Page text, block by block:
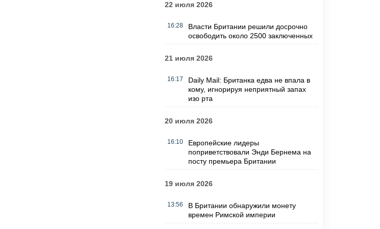
22 июля 2026
16:28
Власти Британии решили досрочно
освободить около 2500 заключенных
21 июля 2026
16:17
Daily Mail: Британка едва не впала в
кому, игнорируя неприятный запах
изо рта
20 июля 2026
16:10
Европейские лидеры
поприветствовали Энди Бернема на
посту премьера Британии
19 июля 2026
13:56
В Британии обнаружили монету
времен Римской империи